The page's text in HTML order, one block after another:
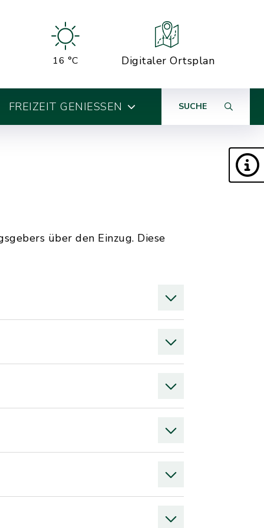
16 °C Digitaler Ortsplan
FREIZEIT GENIESSEN SUCHE
über den Einzug. Diese